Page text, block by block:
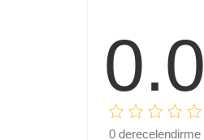
0.0
0 derecelendirme